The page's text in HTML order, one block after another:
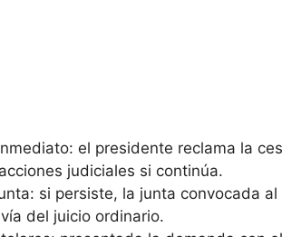
el presidente reclama la
judiciales si continúa.
si persiste, la junta convocada
del juicio ordinario.